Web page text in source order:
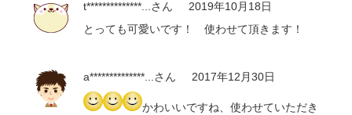
t**************...さん
2019年10月18日
とっても可愛いです！ 使わせて頂きます！
a**************...さん 2017年12月30日
かわいいですね、使わせていただき